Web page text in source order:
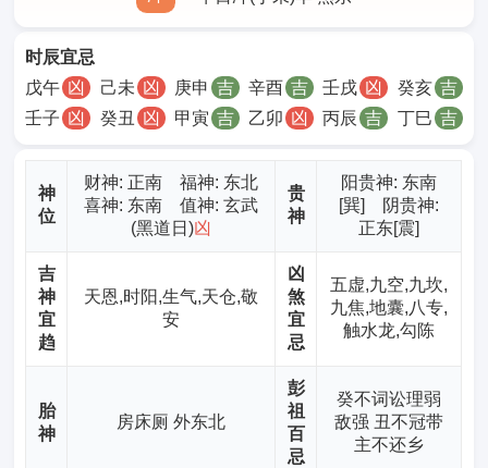
时辰宜忌
壬子 凶 癸丑 凶 甲寅 吉 乙卯 凶 丙辰 吉 丁巳 吉
戊午 凶 己未 凶 庚申 吉 辛酉 吉 壬戌 凶 癸亥 吉
神
位
财神: 正南 福神: 东北
喜神: 东南 值神: 玄武
(黑道日)凶
贵
神
阳贵神: 东南
[巽] 阴贵神:
正东[震]
吉
神
宜
趋
天恩,时阳,生气,天仓,敬
安
凶
煞
宜
忌
五虚,九空,九坎,
九焦,地囊,八专,
触水龙,勾陈
胎
神
房床厕 外东北
彭
祖
百
忌
癸不词讼理弱
敌强 丑不冠带
主不还乡